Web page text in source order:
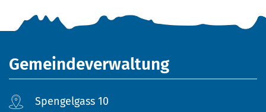
Gemeindeverwaltung
Spengelgass 10